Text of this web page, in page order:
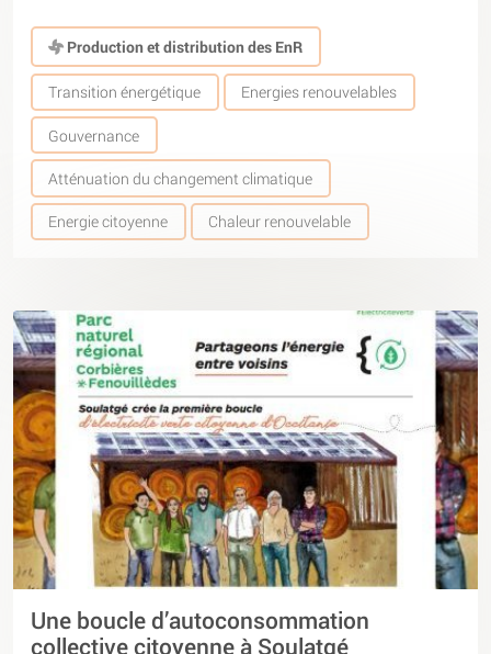
Production et distribution des EnR
Transition énergétique Energies renouvelables
Gouvernance
Atténuation du changement climatique
Energie citoyenne Chaleur renouvelable
Une boucle d’autoconsommation
collective citoyenne à Soulatgé